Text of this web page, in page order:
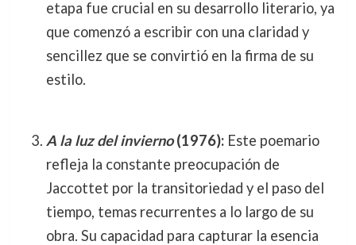
etapa fue crucial en su desarrollo literario, ya
que comenzó a escribir con una claridad y
sencillez que se convirtió en la firma de su
estilo.
A la luz del invierno(1976):Este poemario
refleja la constante preocupación de
Jaccottet por la transitoriedad y el paso del
tiempo, temas recurrentes a lo largo de su
obra. Su capacidad para capturar la esencia